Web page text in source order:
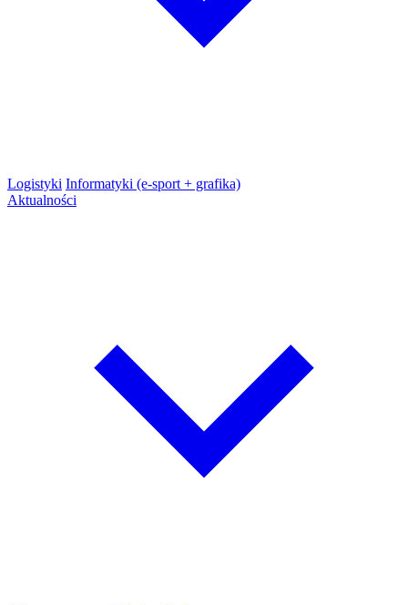
Logistyki Informatyki (e-sport + grafika)
Aktualności